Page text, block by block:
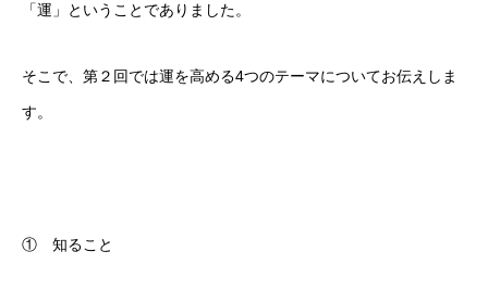
「運」ということでありました。
そこで、第２回では運を高める4つのテーマについてお伝えしま
す。
① 知ること